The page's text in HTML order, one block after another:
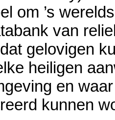
om ’s
van
gelovigen
heiligen
en
kunnen